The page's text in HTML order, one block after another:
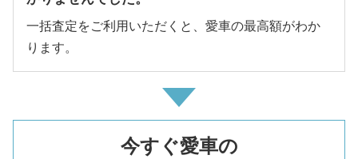
一括査定をご利用いただくと、愛車の最高額がわか
ります。
今すぐ愛車の